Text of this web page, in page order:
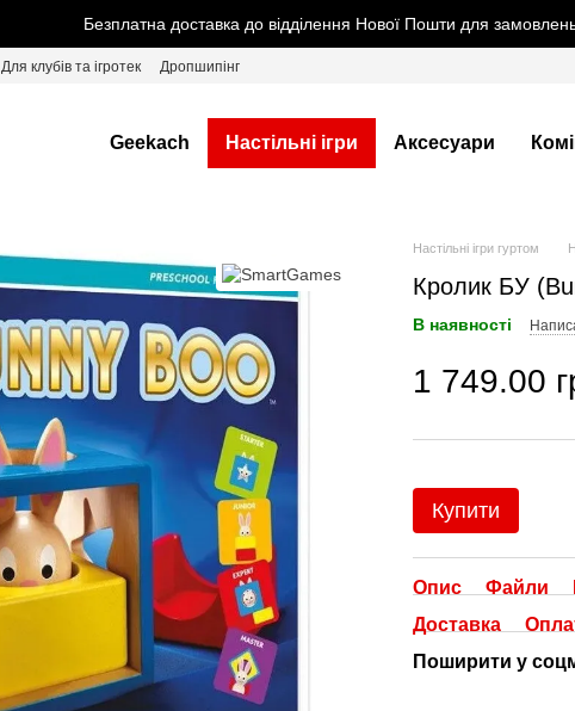
Безплатна доставка до відділення Нової Пошти для
Для клубів та ігротек Дропшипінг
Geekach Настільні ігри Аксесуари
Настільні ігри гуртом
Кролик БУ
В наявності
1 749.00
Купити
Опис Файли
Доставка
Поширити у